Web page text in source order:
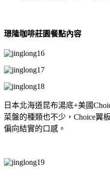
璟隆咖啡莊園餐點內容
日本北海道昆布湯底+美國
菜盤的種類也不少，Choice翼
偏向結實的口感。